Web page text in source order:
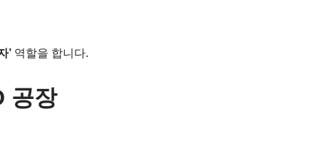
’역할을 합니다.
공장